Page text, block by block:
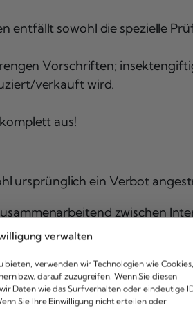
verwalten
bieten, verwenden wir Technologien wie Cookies,
bzw. darauf zuzugreifen. Wenn Sie diesen
Daten wie das Surfverhalten oder eindeutige
Sie Ihre Einwilligung nicht erteilen oder
entfällt sowohl die spezielle
Vorschriften;
verkauft wird.
aus!
ursprünglich ein Verbot
zwischen
löst falls ungewollt
Merkmale könnten nun
ein heißes Thema. Wenn